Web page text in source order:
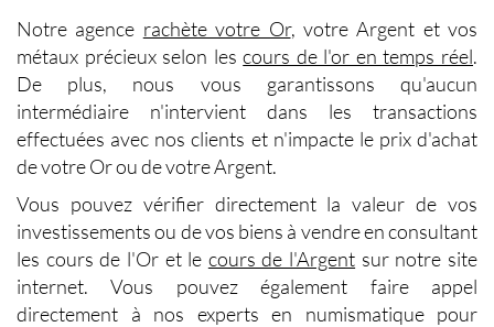
Notre agence rachète votre Or, votreArgent et vos
métaux précieux selon lescours de l'or en temps réel.
De plus, nous vous garantissons qu'aucun
intermédiaire n'intervient dans les transactions
effectuées avec nos clients et n'impacte le prix d'achat
de votre Orou de votreArgent.
Vous pouvez vérifier directement lavaleur de vos
investissementsou de vos biens à vendre en consultant
les cours de l'Or et le cours de l'Argent sur notre site
internet. Vous pouvez également faire appel
directement à nos experts en numismatiquepour